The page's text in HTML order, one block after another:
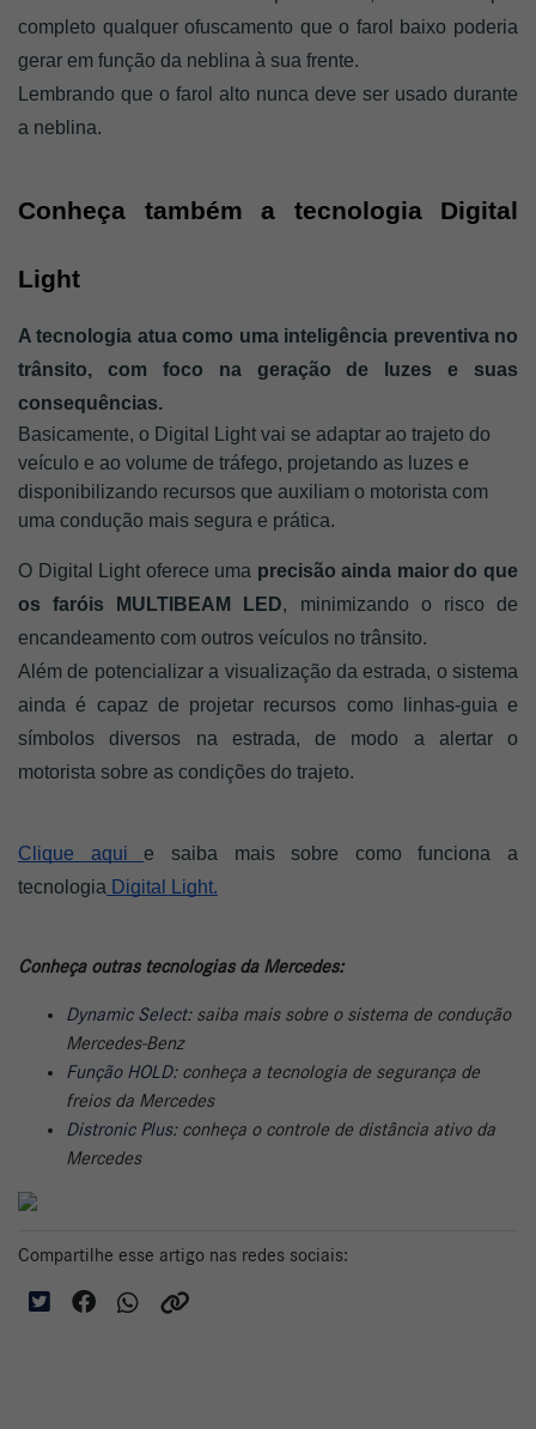
completo qualquer ofuscamento que o farol baixo poderia
gerar em função da neblina à sua frente.
Lembrando que o farol alto nunca deve ser usado durante
a neblina.
Conheça também a tecnologia Digital
Light
A tecnologia atua como uma inteligência preventiva no
trânsito, com foco na geração de luzes e suas
consequências.
Basicamente, o Digital Light vai se adaptar ao trajeto do
veículo e ao volume de tráfego, projetando as luzes e
disponibilizando recursos que auxiliam o motorista com
uma condução mais segura e prática.
O Digital Light oferece uma precisão ainda maior do que
os faróis MULTIBEAM LED, minimizando o risco de
encandeamento com outros veículos no trânsito.
Além de potencializar a visualização da estrada, o sistema
ainda é capaz de projetar recursos como linhas-guia e
símbolos diversos na estrada, de modo a alertar o
motorista sobre as condições do trajeto.
Clique aqui e saiba mais sobre como funciona a
tecnologia Digital Light.
Conheça outras tecnologias da Mercedes:
Dynamic Select: saiba mais sobre o sistema de condução
Mercedes-Benz
Função HOLD: conheça a tecnologia de segurança de
freios da Mercedes
Distronic Plus: conheça o controle de distância ativo da
Mercedes
Compartilhe esse artigo nas redes sociais: